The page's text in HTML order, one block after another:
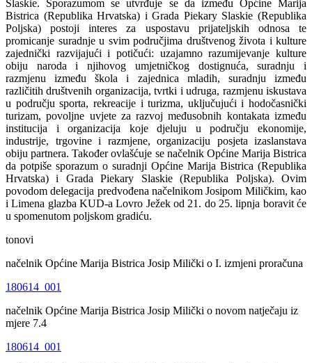
Slaskie. Sporazumom se utvrđuje se da između Općine Marija
Bistrica (Republika Hrvatska) i Grada Piekary Slaskie (Republika
Poljska) postoji interes za uspostavu prijateljskih odnosa te
promicanje suradnje u svim područjima društvenog života i kulture
zajednički razvijajući i potičući: uzajamno razumijevanje kulture
obiju naroda i njihovog umjetničkog dostignuća, suradnju i
razmjenu između škola i zajednica mladih, suradnju između
različitih društvenih organizacija, tvrtki i udruga, razmjenu iskustava
u području sporta, rekreacije i turizma, uključujući i hodočasnički
turizam, povoljne uvjete za razvoj međusobnih kontakata između
institucija i organizacija koje djeluju u području ekonomije,
industrije, trgovine i razmjene, organizaciju posjeta izaslanstava
obiju partnera. Također ovlašćuje se načelnik Općine Marija Bistrica
da potpiše sporazum o suradnji Općine Marija Bistrica (Republika
Hrvatska) i Grada Piekary Slaskie (Republika Poljska). Ovim
povodom delegacija predvođena načelnikom Josipom Miličkim, kao
i Limena glazba KUD-a Lovro Ježek od 21. do 25. lipnja boravit će
u spomenutom poljskom gradiću.
tonovi
načelnik Općine Marija Bistrica Josip Milički o I. izmjeni proračuna
180614_001
načelnik Općine Marija Bistrica Josip Milički o novom natječaju iz
mjere 7.4
180614_001